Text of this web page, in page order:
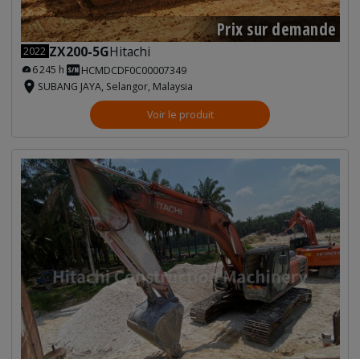
Prix sur demande
2022 ZX200-5GHitachi
6 245 h
HCMDCDF0C00007349
SUBANG JAYA, Selangor, Malaysia
Voir le produit